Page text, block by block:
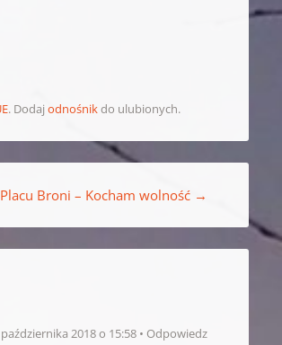
. Dodajodnośnikdo ulubionych.
Placu Broni – Kocham wolność →
2018 o 15:58 Odpowiedz